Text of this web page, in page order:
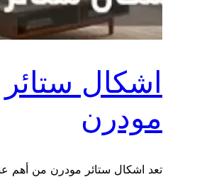
اشكال ستائر
مودرن
تعد اشكال ستائر مودرن من أهم